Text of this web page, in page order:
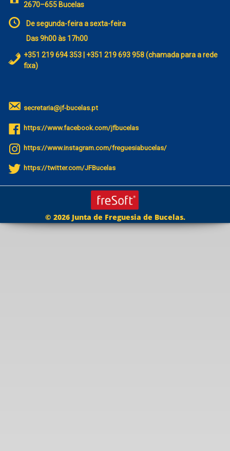
2670–655 Bucelas
De segunda-feira a sexta-feira
Das 9h00 às 17h00
+351 219 694 353 | +351 219 693 958 (chamada para a rede
fixa)
secretaria@jf-bucelas.pt
https://www.facebook.com/jfbucelas
https://www.instagram.com/freguesiabucelas/
https://twitter.com/JFBucelas
© 2026 Junta de Freguesia de Bucelas.